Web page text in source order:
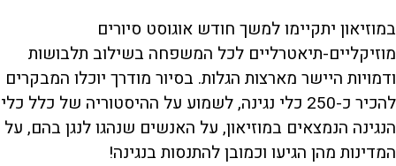
במוזיאון יתקיימו למשך חודש אוגוסט סיורים
מוזיקליים-תיאטרליים לכל המשפחה בשילוב תלבושות
ודמויות היישר מארצות הגלות. בסיור מודרך יוכלו המבקרים
להכיר כ-250 כלי נגינה, לשמוע על ההיסטוריה של כלל כלי
הנגינה הנמצאים במוזיאון, על האנשים שנהגו לנגן בהם, על
המדינות מהן הגיעו וכמובן להתנסות בנגינה!